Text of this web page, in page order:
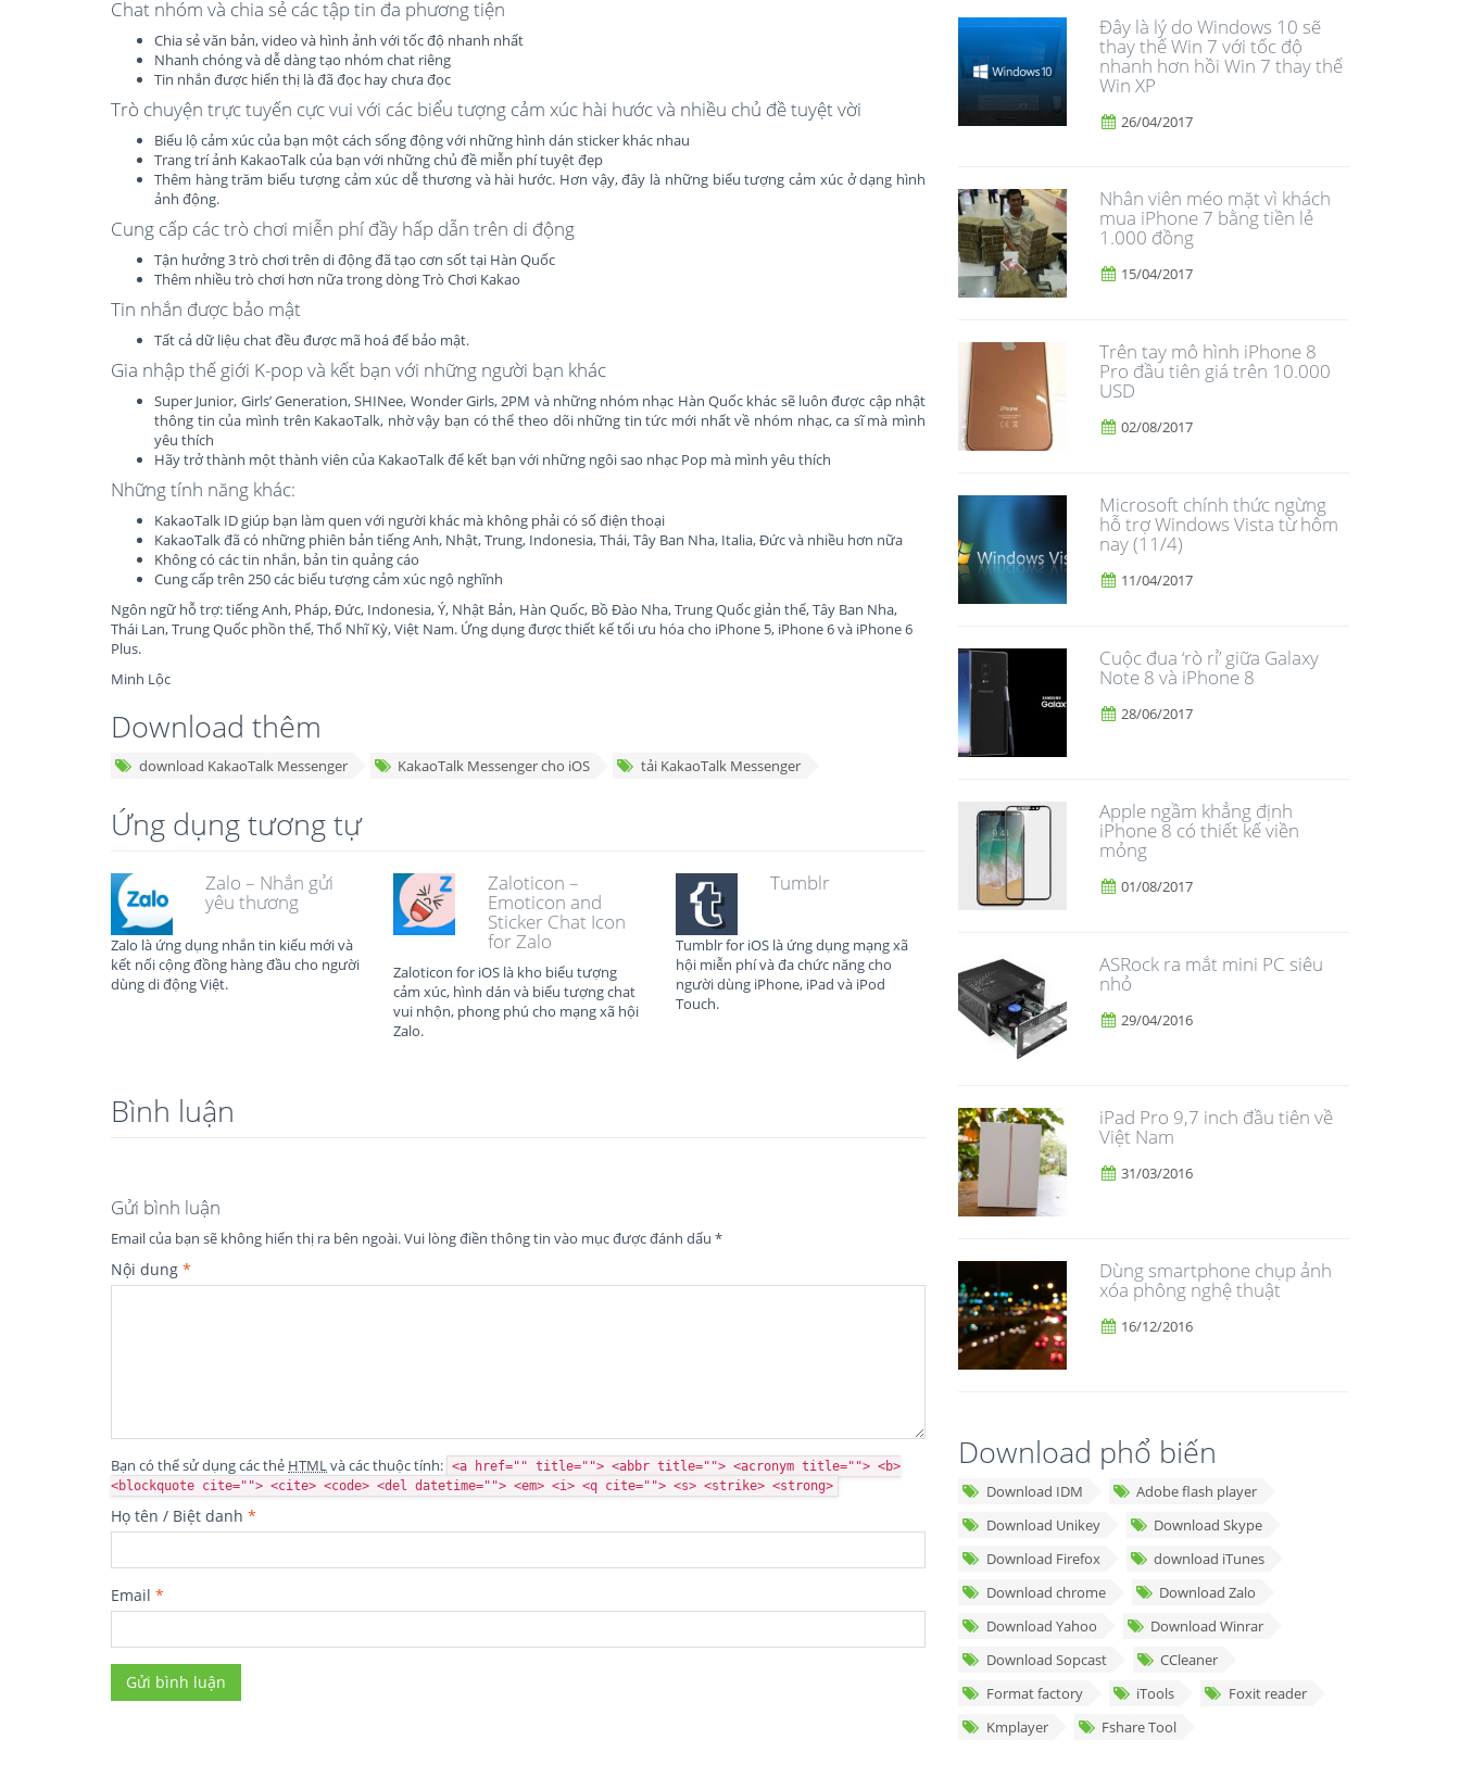
Chat nhóm và chia sẻ các tập tin đa phương tiện
Chia sẻ văn bản, video và hình ảnh với tốc độ nhanh nhất
Nhanh chóng và dễ dàng tạo nhóm chat riêng
Tin nhắn được hiển thị là đã đọc hay chưa đọc
Trò chuyện trực tuyến cực vui với các biểu tượng cảm xúc hài hước và nhiều chủ đề tuyệt vời
Biểu lộ cảm xúc của bạn một cách sống động với những hình dán sticker khác nhau
Trang trí ảnh KakaoTalk của bạn với những chủ đề miễn phí tuyệt đẹp
Thêm hàng trăm biểu tượng cảm xúc dễ thương và hài hước. Hơn vậy, đây là những biểu tượng cảm xúc ở dạng hình
ảnh động.
Cung cấp các trò chơi miễn phí đầy hấp dẫn trên di động
Tận hưởng 3 trò chơi trên di động đã tạo cơn sốt tại Hàn Quốc
Thêm nhiều trò chơi hơn nữa trong dòng Trò Chơi Kakao
Tin nhắn được bảo mật
Tất cả dữ liệu chat đều được mã hoá để bảo mật.
Gia nhập thế giới K-pop và kết bạn với những người bạn khác
Super Junior, Girls’ Generation, SHINee, Wonder Girls, 2PM và những nhóm nhạc Hàn Quốc khác sẽ luôn được cập nhật
thông tin của mình trên KakaoTalk, nhờ vậy bạn có thể theo dõi những tin tức mới nhất về nhóm nhạc, ca sĩ mà mình
yêu thích
Hãy trở thành một thành viên của KakaoTalk để kết bạn với những ngôi sao nhạc Pop mà mình yêu thích
Những tính năng khác:
KakaoTalk ID giúp bạn làm quen với người khác mà không phải có số điện thoại
KakaoTalk đã có những phiên bản tiếng Anh, Nhật, Trung, Indonesia, Thái, Tây Ban Nha, Italia, Đức và nhiều hơn nữa
Không có các tin nhắn, bản tin quảng cáo
Cung cấp trên 250 các biểu tượng cảm xúc ngộ nghĩnh
Ngôn ngữ hỗ trợ: tiếng Anh, Pháp, Đức, Indonesia, Ý, Nhật Bản, Hàn Quốc, Bồ Đào Nha, Trung Quốc giản thể, Tây Ban Nha,
Thái Lan, Trung Quốc phồn thể, Thổ Nhĩ Kỳ, Việt Nam. Ứng dụng được thiết kế tối ưu hóa cho iPhone 5, iPhone 6 và iPhone 6
Plus.
Minh Lộc
Download thêm
download KakaoTalk Messenger KakaoTalk Messenger cho iOS tải KakaoTalk Messenger
Ứng dụng tương tự
Zalo – Nhắn gửi
yêu thương
Zalo là ứng dụng nhắn tin kiểu mới và
kết nối cộng đồng hàng đầu cho người
dùng di động Việt.
Zaloticon –
Emoticon and
Sticker Chat Icon
for Zalo
Zaloticon for iOS là kho biểu tượng
cảm xúc, hình dán và biểu tượng chat
vui nhộn, phong phú cho mạng xã hội
Zalo.
Tumblr
Tumblr for iOS là ứng dụng mạng xã
hội miễn phí và đa chức năng cho
người dùng iPhone, iPad và iPod
Touch.
Bình luận
Gửi bình luận
Email của bạn sẽ không hiển thị ra bên ngoài.Vui lòng điền thông tin vào mục được đánh dấu *
Nội dung *
Bạn có thể sử dụng các thẻ HTMLvà các thuộc tính: <a href="" title=""> <abbr title=""> <acronym title=""> <b>
<blockquote cite=""> <cite> <code> <del datetime=""> <em> <i> <q cite=""> <s> <strike> <strong>
Họ tên / Biệt danh *
Email *
Đây là lý do Windows 10 sẽ
thay thế Win 7 với tốc độ
nhanh hơn hồi Win 7 thay thế
Win XP
26/04/2017
Nhân viên méo mặt vì khách
mua iPhone 7 bằng tiền lẻ
1.000 đồng
15/04/2017
Trên tay mô hình iPhone 8
Pro đầu tiên giá trên 10.000
USD
02/08/2017
Microsoft chính thức ngừng
hỗ trợ Windows Vista từ hôm
nay (11/4)
11/04/2017
​Cuộc đua ‘rò rỉ’ giữa Galaxy
Note 8 và iPhone 8
28/06/2017
Apple ngầm khẳng định
iPhone 8 có thiết kế viền
mỏng
01/08/2017
ASRock ra mắt mini PC siêu
nhỏ
29/04/2016
iPad Pro 9,7 inch đầu tiên về
Việt Nam
31/03/2016
Dùng smartphone chụp ảnh
xóa phông nghệ thuật
16/12/2016
Download phổ biến
Download IDM
Adobe flash player
Download Unikey
Download Skype
Download Firefox
download iTunes
Download chrome
Download Zalo
Download Yahoo
Download Winrar
Download Sopcast
CCleaner
Format factory
iTools
Foxit reader
Kmplayer
Fshare Tool